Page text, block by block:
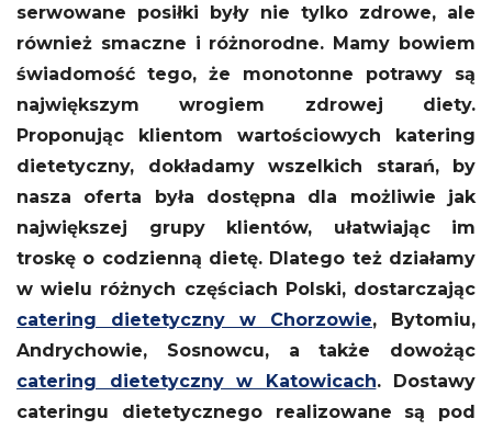
serwowane posiłki były nie tylko zdrowe, ale
również smaczne i różnorodne. Mamy bowiem
świadomość tego, że monotonne potrawy są
największym wrogiem zdrowej diety.
Proponując klientom wartościowych katering
dietetyczny, dokładamy wszelkich starań, by
nasza oferta była dostępna dla możliwie jak
największej grupy klientów, ułatwiając im
troskę o codzienną dietę. Dlatego też działamy
w wielu różnych częściach Polski, dostarczając
catering dietetyczny w Chorzowie, Bytomiu,
Andrychowie, Sosnowcu, a także dowożąc
catering dietetyczny w Katowicach. Dostawy
cateringu dietetycznego realizowane są pod